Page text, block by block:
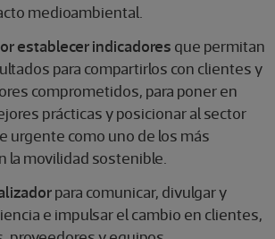
medioambiental.
establecer indicadores que permitan
para compartirlos con clientes y
comprometidos, para poner en
prácticas y posicionar al sector
urgente como uno de los más
la movilidad sostenible.
para comunicar, divulgar y
e impulsar el cambio en clientes,